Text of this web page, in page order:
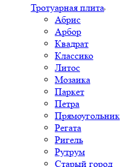
Тротуарная плита
Абрис
Арбор
Квадрат
Классико
Литос
Мозаика
Паркет
Петра
Прямоугольник
Регата
Ригель
Рутрум
Старый город